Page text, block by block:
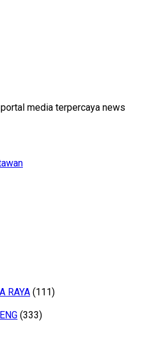
media terpercaya news
RAYA (111)
(333)